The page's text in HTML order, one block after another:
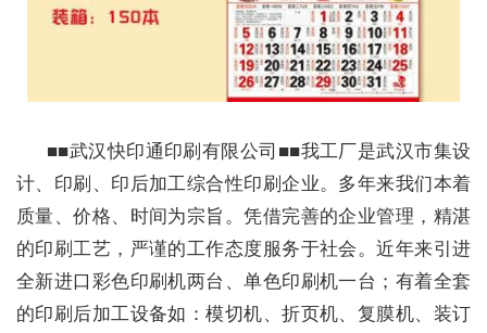
■■武汉快印通印刷有限公司■■我工厂是武汉市集设
计、印刷、印后加工综合性印刷企业。多年来我们本着
质量、价格、时间为宗旨。凭借完善的企业管理，精湛
的印刷工艺，严谨的工作态度服务于社会。近年来引进
全新进口彩色印刷机两台、单色印刷机一台；有着全套
的印刷后加工设备如：模切机、折页机、复膜机、装订